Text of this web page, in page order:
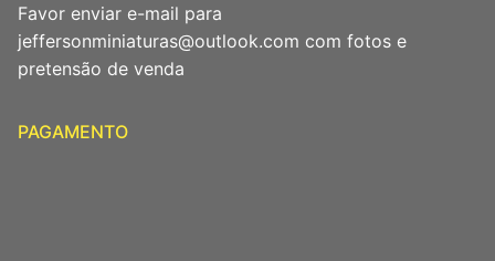
Favor enviar e-mail para
jeffersonminiaturas@outlook.com com fotos e
pretensão de venda
PAGAMENTO